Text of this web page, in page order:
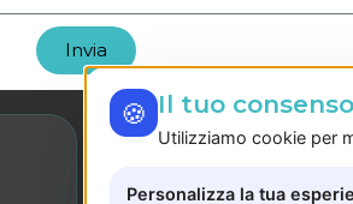
Invia
LE NOSTRE SEDI
🍪 Il tuo
Utilizziamo cookie per
Personalizza la tua